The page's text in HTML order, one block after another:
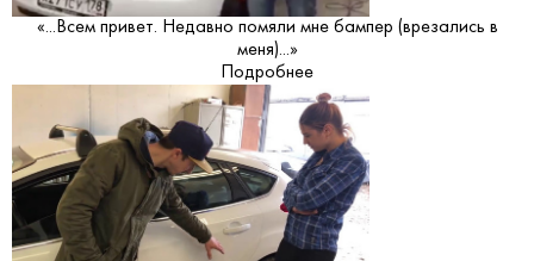
«...Всем привет. Недавно помяли мне бампер (врезались в
меня)...»
Подробнее